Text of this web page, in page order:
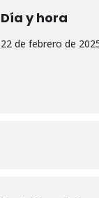
Día y hora
22 de febrero de